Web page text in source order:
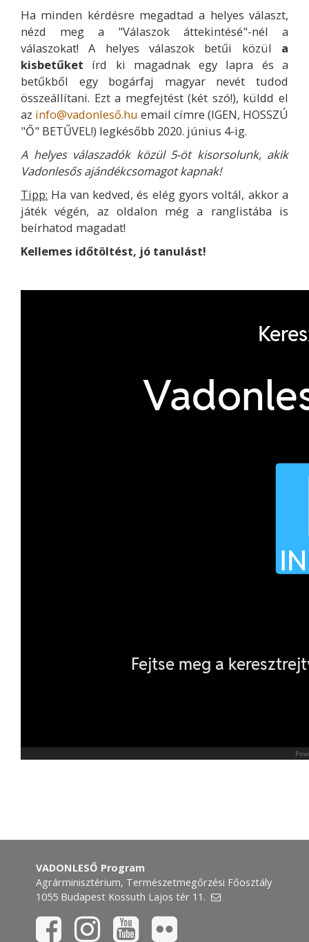
Ha minden kérdésre megadtad a helyes választ,
nézd meg a "Válaszok áttekintésé"-nél a
válaszokat! A helyes válaszok betűi közül a
kisbetűket írd ki magadnak egy lapra és a
betűkből egy bogárfaj magyar nevét tudod
összeállítani. Ezt a megfejtést (két szó!), küldd el
az info@vadonleső.hu email címre (IGEN, HOSSZÚ
"Ő" BETŰVEL!) legkésőbb 2020. június 4-ig.
A helyes válaszadók közül 5-öt kisorsolunk, akik
Vadonlesős ajándékcsomagot kapnak!
Tipp: Ha van kedved, és elég gyors voltál, akkor a
játék végén, az oldalon még a ranglistába is
beírhatod magadat!
Kellemes időtöltést, jó tanulást!
VADONLESŐ Program
Agrárminisztérium, Természetmegőrzési Főosztály
1055 Budapest Kossuth Lajos tér 11.